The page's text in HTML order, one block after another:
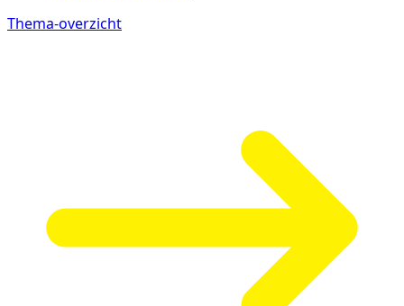
Thema-overzicht